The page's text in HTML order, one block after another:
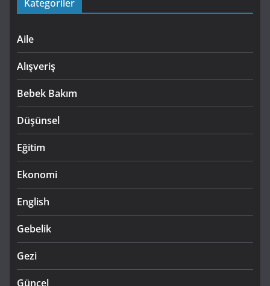
Kategoriler
Aile
Alışveriş
Bebek Bakım
Düşünsel
Eğitim
Ekonomi
English
Gebelik
Gezi
Güncel